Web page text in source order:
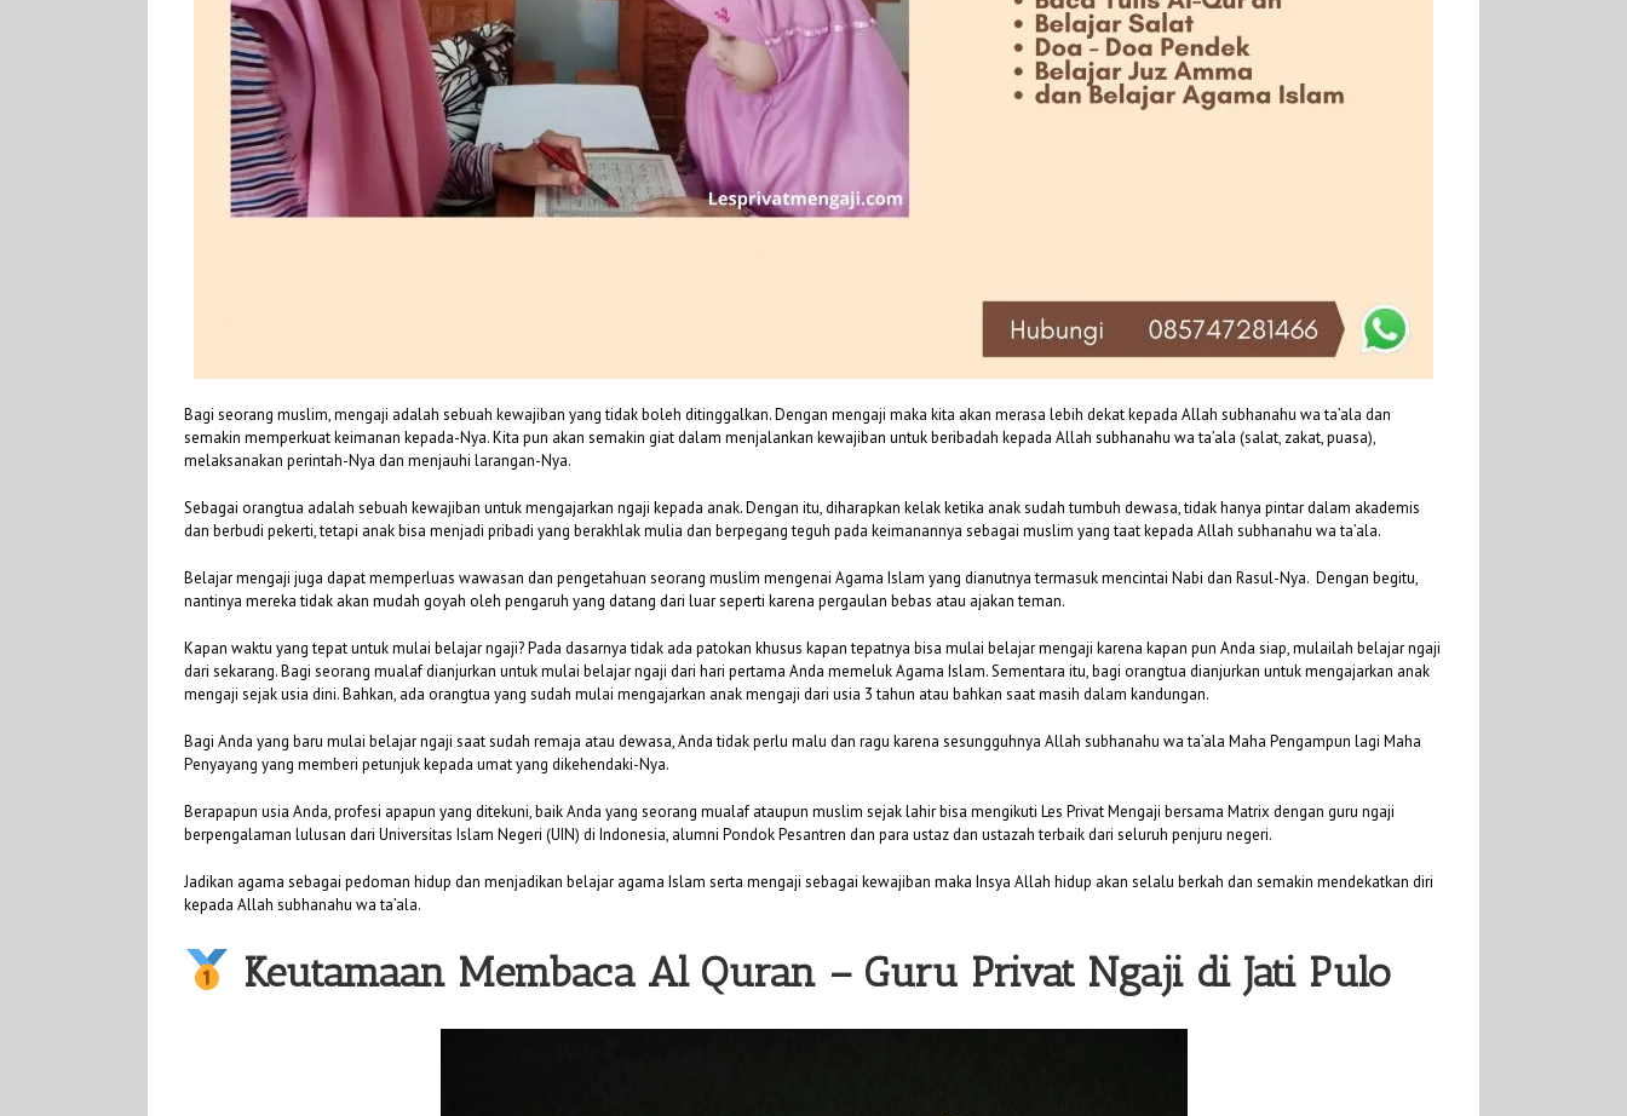
Bagi seorang muslim, mengaji adalah sebuah kewajiban yang tidak boleh ditinggalkan. Dengan mengaji maka kita akan merasa lebih dekat kepada Allah subhanahu wa ta’ala dan
semakin memperkuat keimanan kepada-Nya. Kita pun akan semakin giat dalam menjalankan kewajiban untuk beribadah kepada Allah subhanahu wa ta’ala (salat, zakat, puasa),
melaksanakan perintah-Nya dan menjauhi larangan-Nya.
Sebagai orangtua adalah sebuah kewajiban untuk mengajarkan ngaji kepada anak. Dengan itu, diharapkan kelak ketika anak sudah tumbuh dewasa, tidak hanya pintar dalam akademis
dan berbudi pekerti, tetapi anak bisa menjadi pribadi yang berakhlak mulia dan berpegang teguh pada keimanannya sebagai muslim yang taat kepada Allah subhanahu wa ta’ala.
Belajar mengaji juga dapat memperluas wawasan dan pengetahuan seorang muslim mengenai Agama Islam yang dianutnya termasuk mencintai Nabi dan Rasul-Nya. Dengan begitu,
nantinya mereka tidak akan mudah goyah oleh pengaruh yang datang dari luar seperti karena pergaulan bebas atau ajakan teman.
Kapan waktu yang tepat untuk mulai belajar ngaji? Pada dasarnya tidak ada patokan khusus kapan tepatnya bisa mulai belajar mengaji karena kapan pun Anda siap, mulailah belajar ngaji
dari sekarang. Bagi seorang mualaf dianjurkan untuk mulai belajar ngaji dari hari pertama Anda memeluk Agama Islam. Sementara itu, bagi orangtua dianjurkan untuk mengajarkan anak
mengaji sejak usia dini. Bahkan, ada orangtua yang sudah mulai mengajarkan anak mengaji dari usia 3 tahun atau bahkan saat masih dalam kandungan.
Bagi Anda yang baru mulai belajar ngaji saat sudah remaja atau dewasa, Anda tidak perlu malu dan ragu karena sesungguhnya Allah subhanahu wa ta’ala Maha Pengampun lagi Maha
Penyayang yang memberi petunjuk kepada umat yang dikehendaki-Nya.
Berapapun usia Anda, profesi apapun yang ditekuni, baik Anda yang seorang mualaf ataupun muslim sejak lahir bisa mengikuti Les Privat Mengaji bersama Matrix dengan guru ngaji
berpengalaman lulusan dari Universitas Islam Negeri (UIN) di Indonesia, alumni Pondok Pesantren dan para ustaz dan ustazah terbaik dari seluruh penjuru negeri.
Jadikan agama sebagai pedoman hidup dan menjadikan belajar agama Islam serta mengaji sebagai kewajiban maka Insya Allah hidup akan selalu berkah dan semakin mendekatkan diri
kepada Allah subhanahu wa ta’ala.
Keutamaan Membaca Al Quran – Guru Privat Ngaji di Jati Pulo